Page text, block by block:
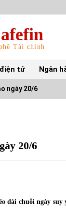
Tài chính
tử Ngân
06/2022
ngày 20/6
20/6
dài chuỗi ngày suy